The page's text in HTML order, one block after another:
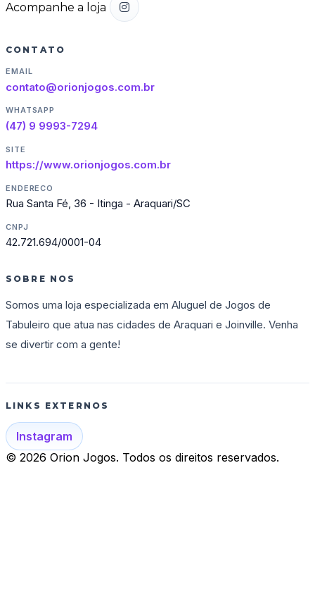
Acompanhe a loja
CONTATO
EMAIL
contato@orionjogos.com.br
WHATSAPP
(47) 9 9993-7294
SITE
https://www.orionjogos.com.br
ENDERECO
Rua Santa Fé, 36 - Itinga - Araquari/SC
CNPJ
42.721.694/0001-04
SOBRE NOS
Somos uma loja especializada em Aluguel de Jogos de
Tabuleiro que atua nas cidades de Araquari e Joinville. Venha
se divertir com a gente!
LINKS EXTERNOS
Instagram
© 2026 Orion Jogos. Todos os direitos reservados.